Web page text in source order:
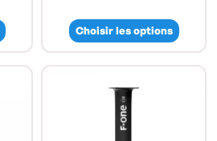
Choisir les options